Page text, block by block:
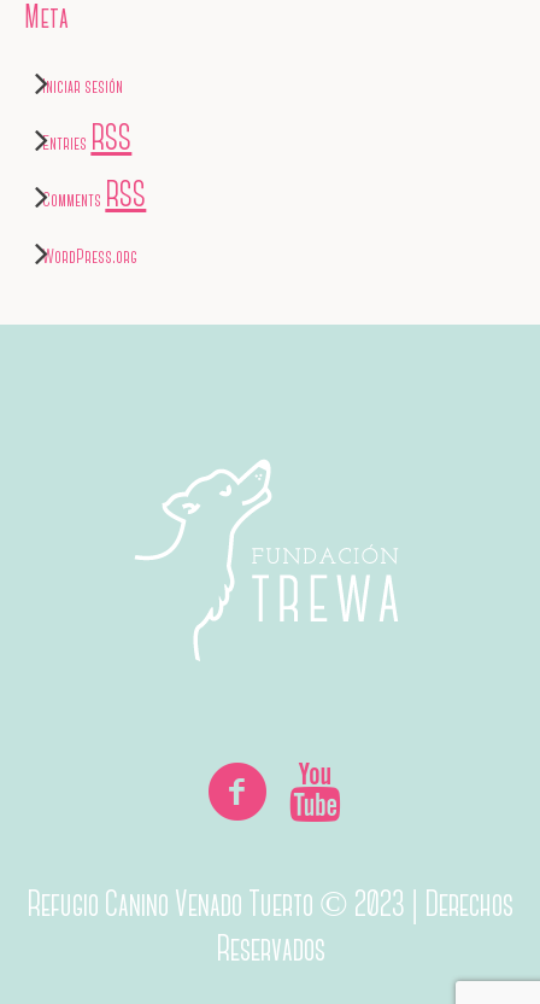
Meta
Iniciar sesión
Entries RSS
Comments RSS
WordPress.org
Refugio Canino Venado Tuerto © 2023 | Derechos
Reservados